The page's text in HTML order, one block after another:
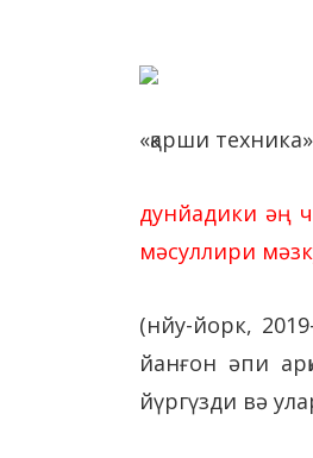
«қарши
дунйадики әң
мәсуллири
(нйу-йорк,
йанғон әпи
йүргүзди вә